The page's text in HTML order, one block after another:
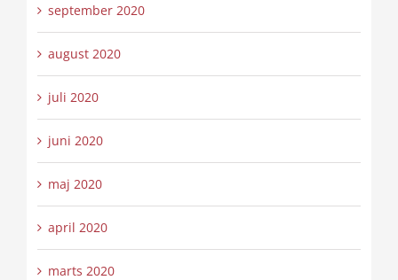
september 2020
august 2020
juli 2020
juni 2020
maj 2020
april 2020
marts 2020